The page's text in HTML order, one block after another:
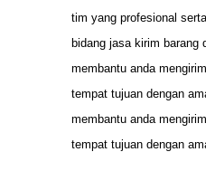
tim yang profesional
bidang jasa kirim barang
membantu anda
tempat tujuan dengan
membantu anda
tempat tujuan dengan